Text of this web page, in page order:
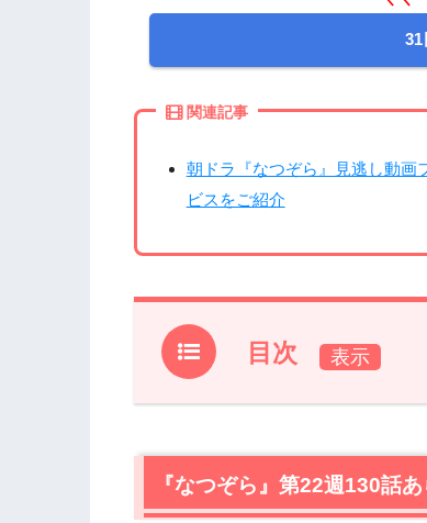
31
関連記事
朝ドラ『なつぞら』見逃し動画
ビスをご紹介
目次
1.『なつぞら』第22週130話あら
2.1優（増田光桜）は天才？
2.2『キックジャガー』最終回
『なつぞら』第22週130話